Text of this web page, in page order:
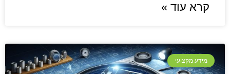
קרא עוד »
מידע מקצועי